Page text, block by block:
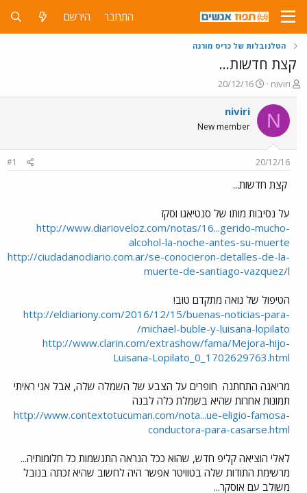
התחבר הירשם
הטלנובלות של כריס מורנה
קצת חדשות...
פ
ו
ת
ח
ה
ו
ש
א
niviri
פ
ו
ר
ר
20/12/16
N
niviri
New member
20/12/16
#1
קצת חדשות...
על נסיבות מותו של סנטיאגו וסקז
http://www.diarioveloz.com/notas/16...gerido-mucho-
alcohol-la-noche-antes-su-muerte
http://ciudadanodiario.com.ar/se-conocieron-detalles-de-la-
muerte-de-santiago-vazquez/l
הטיפול של נואה מתקדם טוב!
http://eldiariony.com/2016/12/15/buenas-noticias-para-
michael-buble-y-luisana-lopilato/
http://www.clarin.com/extrashow/fama/Mejora-hijo-
Luisana-Lopilato_0_1702629763.html
מריאנה התחתנה חופרים על הצבע של השמלה שלה, אבל אני ראיתי
תמונות אחרות שהיא בשמלת כלה לבנה
http://www.contextotucuman.com/nota...ue-eligio-famosa-
conductora-para-casarse.html
לאלי הוציאה קליפ חדש, שהוא ככל הנראה התגשמות כל חלומותיה...
מרשימת התודות שלה בטוויטר אפשר היה לחשוב שהיא זכתה בנובל
משולב עם אוסקר...